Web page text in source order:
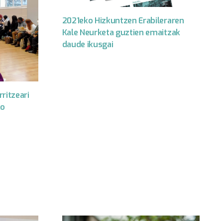
2021eko Hizkuntzen Erabileraren
Kale Neurketa guztien emaitzak
daude ikusgai